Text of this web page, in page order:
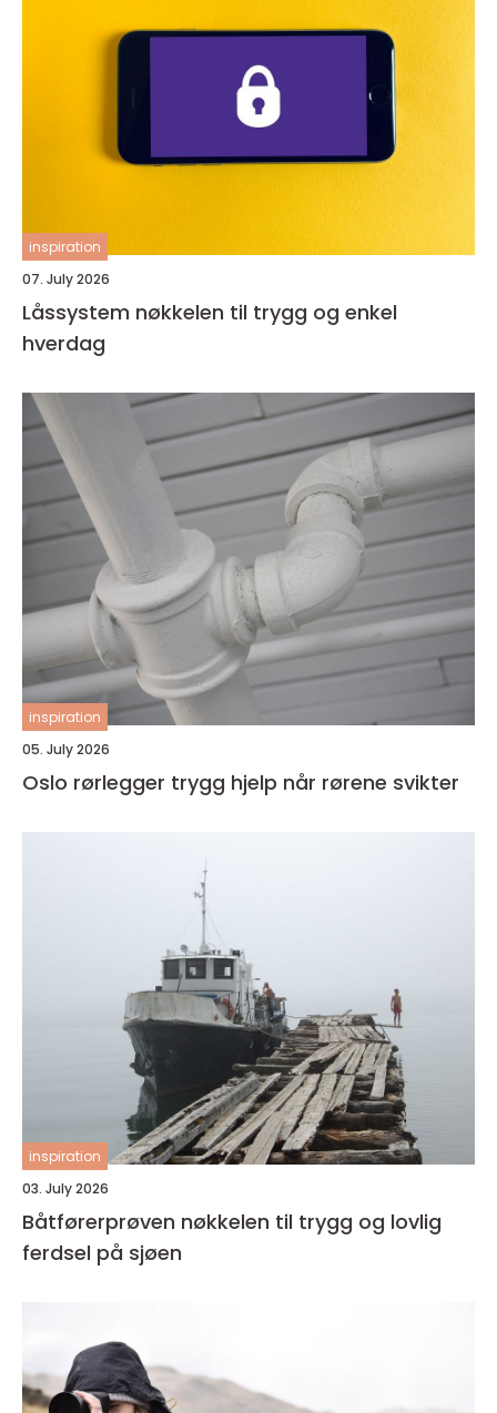
inspiration
07. July 2026
Låssystem nøkkelen til trygg og enkel
hverdag
inspiration
05. July 2026
Oslo rørlegger trygg hjelp når rørene svikter
inspiration
03. July 2026
Båtførerprøven nøkkelen til trygg og lovlig
ferdsel på sjøen